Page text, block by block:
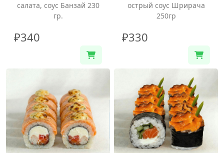
салата, соус Банзай 230
гр.
₽340
острый соус Шрирача
250гр
₽330